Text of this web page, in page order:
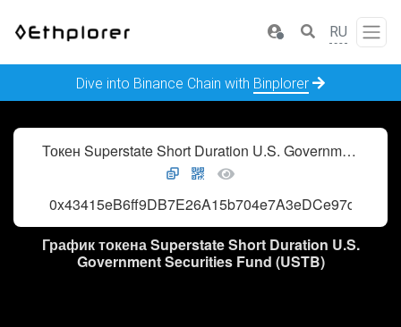
RU
Dive into Binance Chain with Binplorer
Токен Superstate Short Duration U.S. Government Securities Fund (USTB)
0x43415eB6ff9DB7E26A15b704e7A3eDCe97d31C4e
График токена Superstate Short Duration U.S.
Government Securities Fund (USTB)